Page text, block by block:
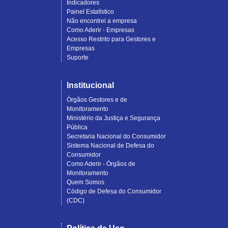
Indicadores
Painel Estatístico
Não encontrei a empresa
Como Aderir - Empresas
Acesso Restrito para Gestores e
Empresas
Suporte
Institucional
Órgãos Gestores e de
Monitoramento
Ministério da Justiça e Segurança
Pública
Secretaria Nacional do Consumidor
Sistema Nacional de Defesa do
Consumidor
Como Aderir - Órgãos de
Monitoramento
Quem Somos
Código de Defesa do Consumidor
(CDC)